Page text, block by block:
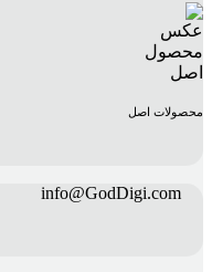
محصولات اصل
info@GodDigi.com